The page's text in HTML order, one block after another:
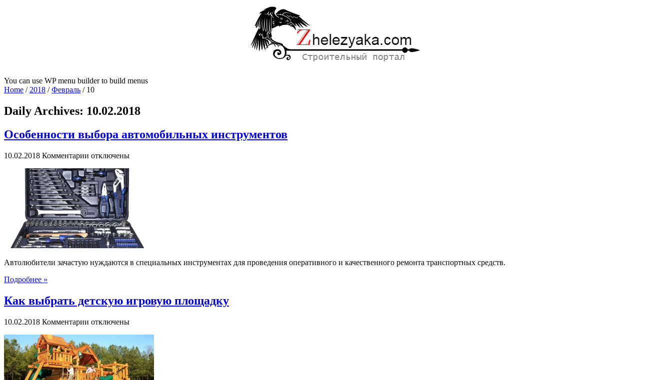
You can use WP menu builder to build menus
Home /2018 /Февраль / 10
Daily Archives: 10.02.2018
Особенности выбора автомобильных инструментов
10.02.2018 Комментарии к
Особенности
выбора
автомобильных
инструментов
отключены
Автолюбители зачастую нуждаются в специальных инструментах для проведения оперативного и качественного ремонта транспортных средств.
Подробнее »
Как выбрать детскую игровую площадку
10.02.2018 Комментарии к
выбрать
детскую
игровую
площадку
отключены